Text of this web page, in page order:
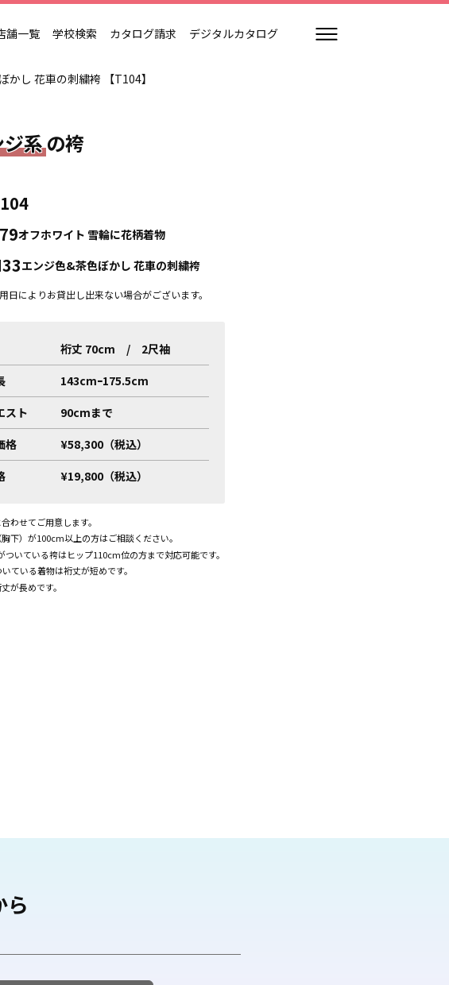
舗一覧 学校検索 カタログ請求 デジタルカタログ
し 花車の刺繍袴 【T104】
系の袴
オフホワイト 雪輪に花柄着物
エンジ色&茶色ぼかし 花車の刺繍袴
日によりお貸出し出来ない場合がございます。
裄丈 70cm / 2尺袖
143cmｰ175.5cm
スト
90cmまで
格
¥58,300（税込）
¥19,800（税込）
わせてご用意します。
下）が100cm以上の方はご相談ください。
ついている袴はヒップ110cm位の方まで対応可能です。
ている着物は裄丈が短めです。
が長めです。
ら